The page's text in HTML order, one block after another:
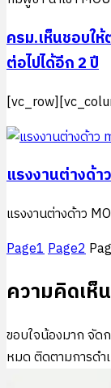
ครม.เห็นชอบให้
ต่อไปได้อีก 2 ปี
แรงงานต่างด้า
แรงงานต่างด้าว
Page1Page2
ความคิดเห็
ขอบใจน้องมาก จัด
หมด ติดตามการดำ